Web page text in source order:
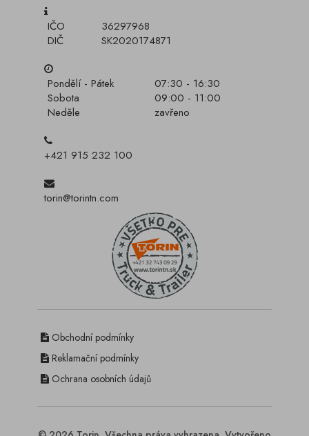
IČO
36297968
DIČ
SK2020174871
Pondělí - Pátek
07:30 - 16:30
Sobota
09:00 - 11:00
Neděle
zavřeno
+421 915 232 100
torin@torintn.com
Obchodní podmínky
Reklamační podmínky
Ochrana osobních údajů